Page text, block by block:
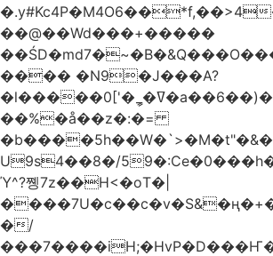
�.y#Kc4P�M4O6��*f,��>4
��@��Wd���+�����
���� �N9�J���A?
�l�����0['�ީ_�ߜ�a��6��)��0hhṙ��vx^c�>A�2�EA�
��%�å��z�:�=
U9s4��8�/
Ύ^?쪵7z��H<�oΤ�|
�/